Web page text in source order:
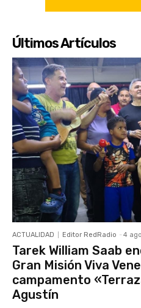
Últimos Artículos
ACTUALIDAD Editor RedRadio - 4
Tarek William Saab
Gran Misión Viva
campamento
Agustín